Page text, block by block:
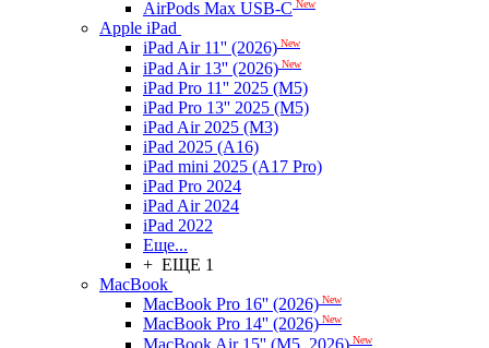
AirPods Max USB-C New
Apple iPad
iPad Air 11'' (2026) New
iPad Air 13'' (2026) New
iPad Pro 11'' 2025 (M5)
iPad Pro 13'' 2025 (M5)
iPad Air 2025 (M3)
iPad 2025 (A16)
iPad mini 2025 (A17 Pro)
iPad Pro 2024
iPad Air 2024
iPad 2022
Еще...
+ ЕЩЕ 1
MacBook
MacBook Pro 16'' (2026) New
MacBook Pro 14'' (2026) New
MacBook Air 15'' (M5, 2026) New